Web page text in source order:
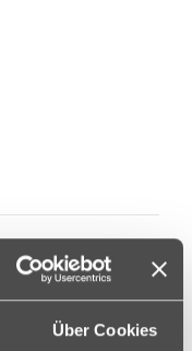
Über Cookies